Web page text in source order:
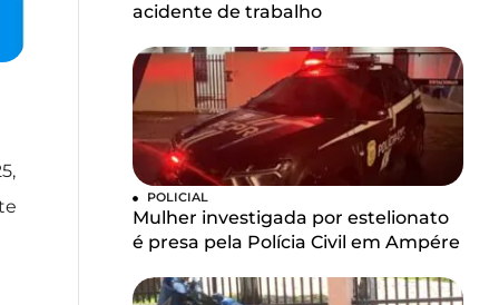
acidente de trabalho
POLICIAL
Mulher investigada por estelionato
é presa pela Polícia Civil em Ampére